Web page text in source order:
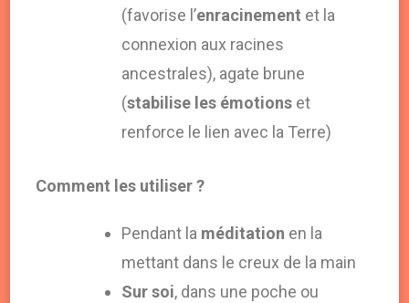
(favorise l’enracinement et la
connexion aux racines
ancestrales), agate brune
(stabilise les émotions et
renforce le lien avec la Terre)
Comment les utiliser ?
Pendant la méditation en la
mettant dans le creux de la main
Sur soi, dans une poche ou